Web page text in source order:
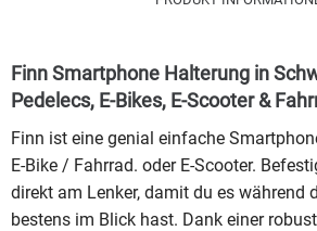
Finn Smartphone Halterung in
Pedelecs, E-Bikes, E-Scooter &
Finn ist eine genial einfache
E-Bike / Fahrrad. oder E-Scooter.
direkt am Lenker, damit du es während
bestens im Blick hast. Dank einer